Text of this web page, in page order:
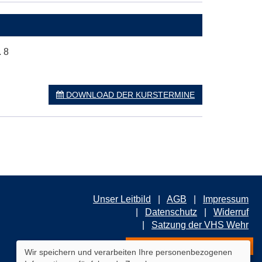
8
DOWNLOAD DER KURSTERMINE
Unser Leitbild AGB
Impressum
Datenschutz
Widerruf
Satzung der VHS Wehr
Wir speichern und verarbeiten Ihre personenbezogenen